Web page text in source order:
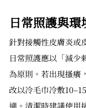
日常照護與
針對接觸性皮膚炎或
日常照護應以「減少
為原則。若出現搔癢
改以冷毛巾冷敷
適。清潔時建議使用